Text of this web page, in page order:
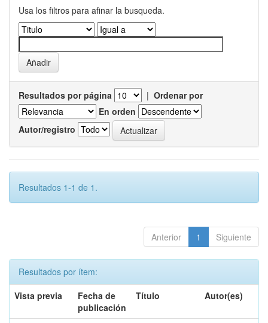
Usa los filtros para afinar la busqueda.
Resultados por página | Ordenar por
En orden
Autor/registro
Resultados 1-1 de 1.
Anterior 1 Siguiente
Resultados por ítem:
Vista previa
Fecha de
publicación
Título Autor(es)